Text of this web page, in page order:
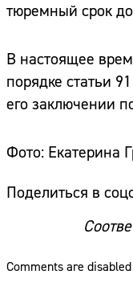
тюремный срок
В настоящее
порядке статьи
его заключении
Фото: Екатерина
Поделиться в
Comments are disabled